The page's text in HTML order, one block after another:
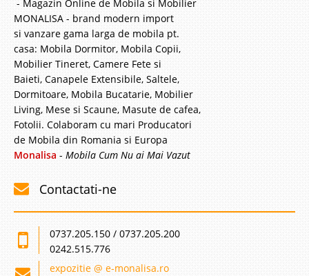
- Magazin Online de Mobila si Mobilier
MONALISA - brand modern import
si vanzare gama larga de mobila pt.
casa: Mobila Dormitor, Mobila Copii,
Mobilier Tineret, Camere Fete si
Baieti, Canapele Extensibile, Saltele,
Dormitoare, Mobila Bucatarie, Mobilier
Living, Mese si Scaune, Masute de cafea,
Fotolii. Colaboram cu mari Producatori
de Mobila din Romania si Europa
Monalisa - Mobila Cum Nu ai Mai Vazut
Contactati-ne
0737.205.150 / 0737.205.200
0242.515.776
expozitie @ e-monalisa.ro